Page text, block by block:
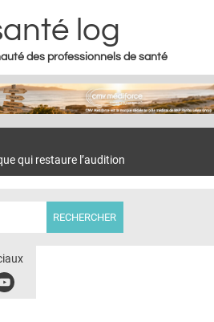
to navigation
log
des professionnels de santé
À DOMICILE
qui restaure l’audition